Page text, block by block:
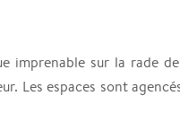
sur la rade
Les espaces sont